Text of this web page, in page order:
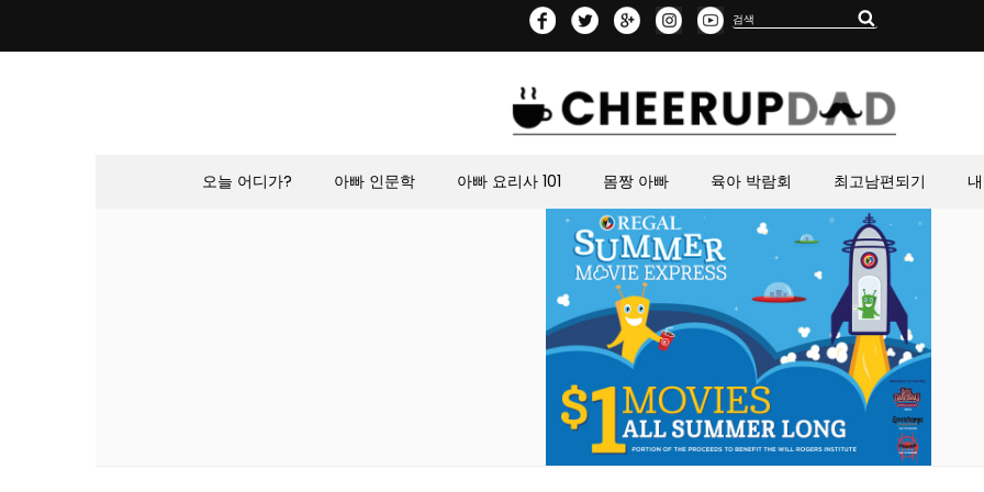
for:
Search
오늘 어디가? 아빠 인문학 아빠 요리사 101 몸짱 아빠 육아 박람회 최고남편되기